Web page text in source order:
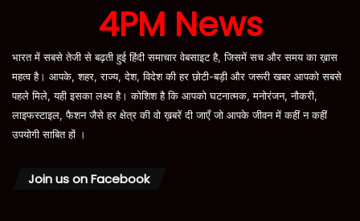
4PM News
भारत में सबसे तेजी से बढ़ती हुई हिंदी समाचार वेबसाइट है, जिसमें सच और समय का ख़ास
महत्व है। आपके, शहर, राज्य, देश, विदेश की हर छोटी-बड़ी और जरूरी खबर आपको सबसे
पहले मिले, यही इसका लक्ष्य है। कोशिश है कि आपको घटनात्मक, मनोरंजन, नौकरी,
लाइफस्टाइल, फैशन जैसे हर क्षेत्र की वो ख़बरें दी जाएँ जो आपके जीवन में कहीं न कहीं
उपयोगी साबित हों ।
Join us on Facebook